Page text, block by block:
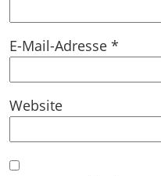
E-Mail-Adresse *
Website